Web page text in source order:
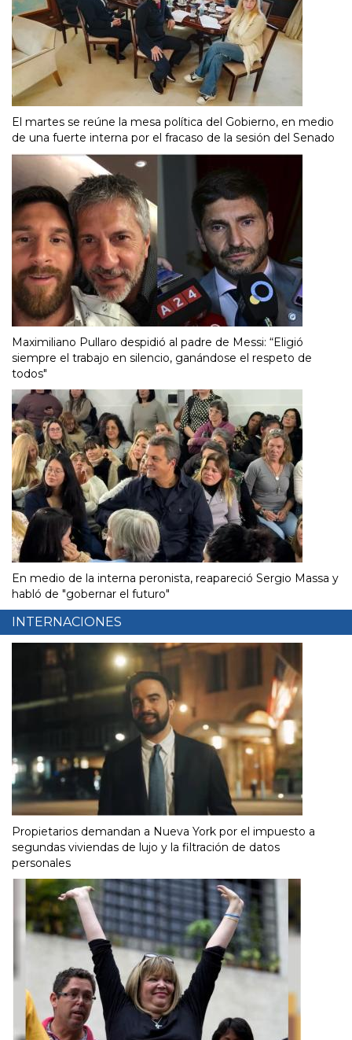
El martes se reúne la mesa política del Gobierno, en medio
de una fuerte interna por el fracaso de la sesión del Senado
Maximiliano Pullaro despidió al padre de Messi: “Eligió
siempre el trabajo en silencio, ganándose el respeto de
todos"
En medio de la interna peronista, reapareció Sergio Massa y
habló de "gobernar el futuro"
INTERNACIONES
Propietarios demandan a Nueva York por el impuesto a
segundas viviendas de lujo y la filtración de datos
personales